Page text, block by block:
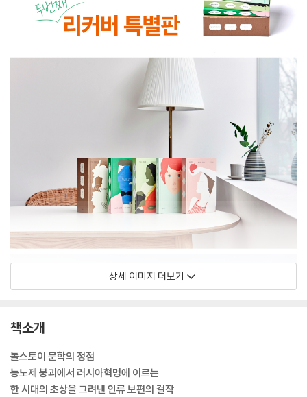
상세 이미지 더보기
책소개
톨스토이 문학의 정점
농노제 붕괴에서 러시아혁명에 이르는
한 시대의 초상을 그려낸 인류 보편의 걸작